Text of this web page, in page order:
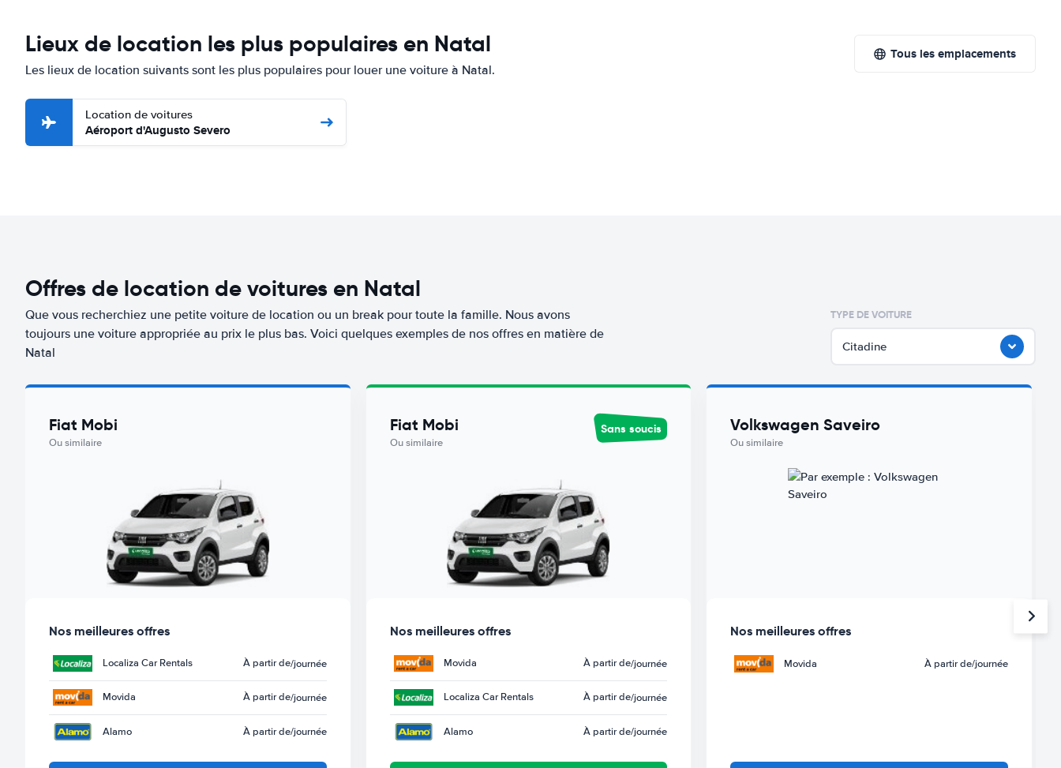
Lieux de location les plus populaires en Natal
Les lieux de location suivants sont les plus populaires pour louer une voiture à Natal.
Tous les emplacements
Location de voitures
Aéroport d'Augusto Severo
Offres de location de voitures en Natal
Que vous recherchiez une petite voiture de location ou un break pour toute la famille. Nous avons
toujours une voiture appropriée au prix le plus bas. Voici quelques exemples de nos offres en matière de
Natal
TYPE DE VOITURE
Citadine
Fiat Mobi
Ou similaire
Nos meilleures offres
Localiza Car Rentals À partir de/journée
Movida À partir de/journée
Alamo À partir de/journée
Fiat Mobi
Ou similaire
Sans soucis
Nos meilleures offres
Movida À partir de/journée
Localiza Car Rentals À partir de/journée
Alamo À partir de/journée
Volkswagen Saveiro
Ou similaire
Nos meilleures offres
Movida À partir de/journée